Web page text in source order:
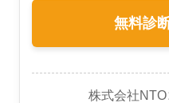
株式会社